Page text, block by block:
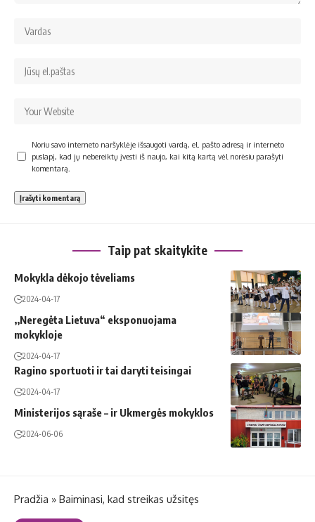
Noriu savo interneto naršyklėje išsaugoti vardą, el. pašto adresą ir interneto
puslapį, kad jų nebereiktų įvesti iš naujo, kai kitą kartą vėl norėsiu parašyti
komentarą.
Taip pat skaitykite
Mokykla dėkojo tėveliams
2024-04-17
,,Neregėta Lietuva“ eksponuojama
mokykloje
2024-04-17
Ragino sportuoti ir tai daryti teisingai
2024-04-17
Ministerijos sąraše – ir Ukmergės mokyklos
2024-06-06
Pradžia » Baiminasi, kad streikas užsitęs